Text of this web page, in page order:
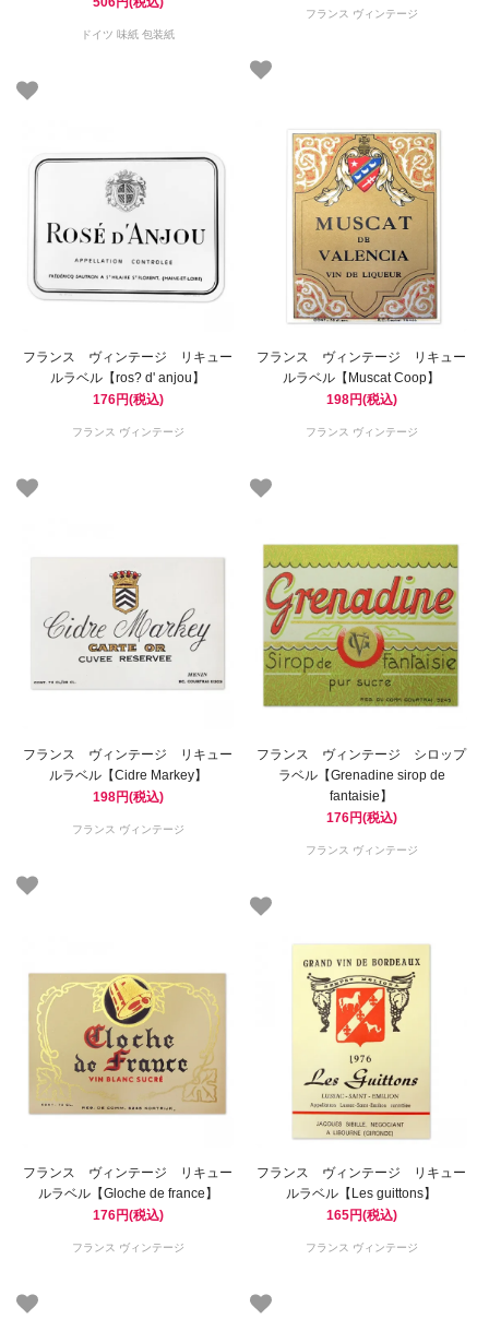
ドイツ 味紙 包装紙
フランス ヴィンテージ
フランス ヴィンテージ リキュー
ルラベル【ros? d' anjou】
176円(税込)
フランス ヴィンテージ
フランス ヴィンテージ リキュー
ルラベル【Muscat Coop】
198円(税込)
フランス ヴィンテージ
フランス ヴィンテージ リキュー
ルラベル【Cidre Markey】
198円(税込)
フランス ヴィンテージ
フランス ヴィンテージ シロップ
ラベル【Grenadine sirop de
fantaisie】
176円(税込)
フランス ヴィンテージ
フランス ヴィンテージ リキュー
ルラベル【Gloche de france】
176円(税込)
フランス ヴィンテージ
フランス ヴィンテージ リキュー
ルラベル【Les guittons】
165円(税込)
フランス ヴィンテージ